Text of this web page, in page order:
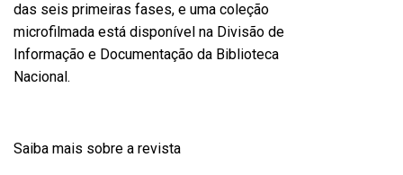
das seis primeiras fases, e uma coleção
microfilmada está disponível na Divisão de
Informação e Documentação da Biblioteca
Nacional.
Saiba mais sobre a revista